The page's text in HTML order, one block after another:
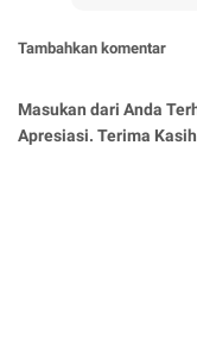
Tambahkan komentar
Masukan dari Anda
Apresiasi. Terima